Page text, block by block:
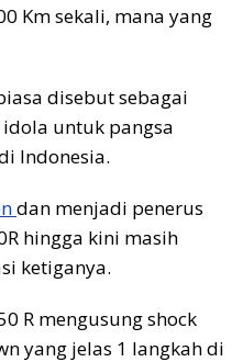
Km sekali, mana yang
disebut sebagai
untuk pangsa
Indonesia.
dan menjadi penerus
hingga kini masih
ketiganya.
R mengusung shock
yang jelas 1 langkah di